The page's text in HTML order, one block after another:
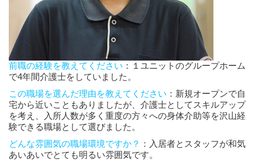
前職の経験を教えてください ：１ユニットのグループホーム
で4年間介護士をしていました。
この職場を選んだ理由を教えてください ：新規オープンで自
宅から近いこともありましたが、介護士としてスキルアップ
を考え、入所人数が多く重度の方々への身体介助等を沢山経
験できる職場として選びました。
どんな雰囲気の職場環境ですか？ ：入居者とスタッフが和気
あいあいでとても明るい雰囲気です。